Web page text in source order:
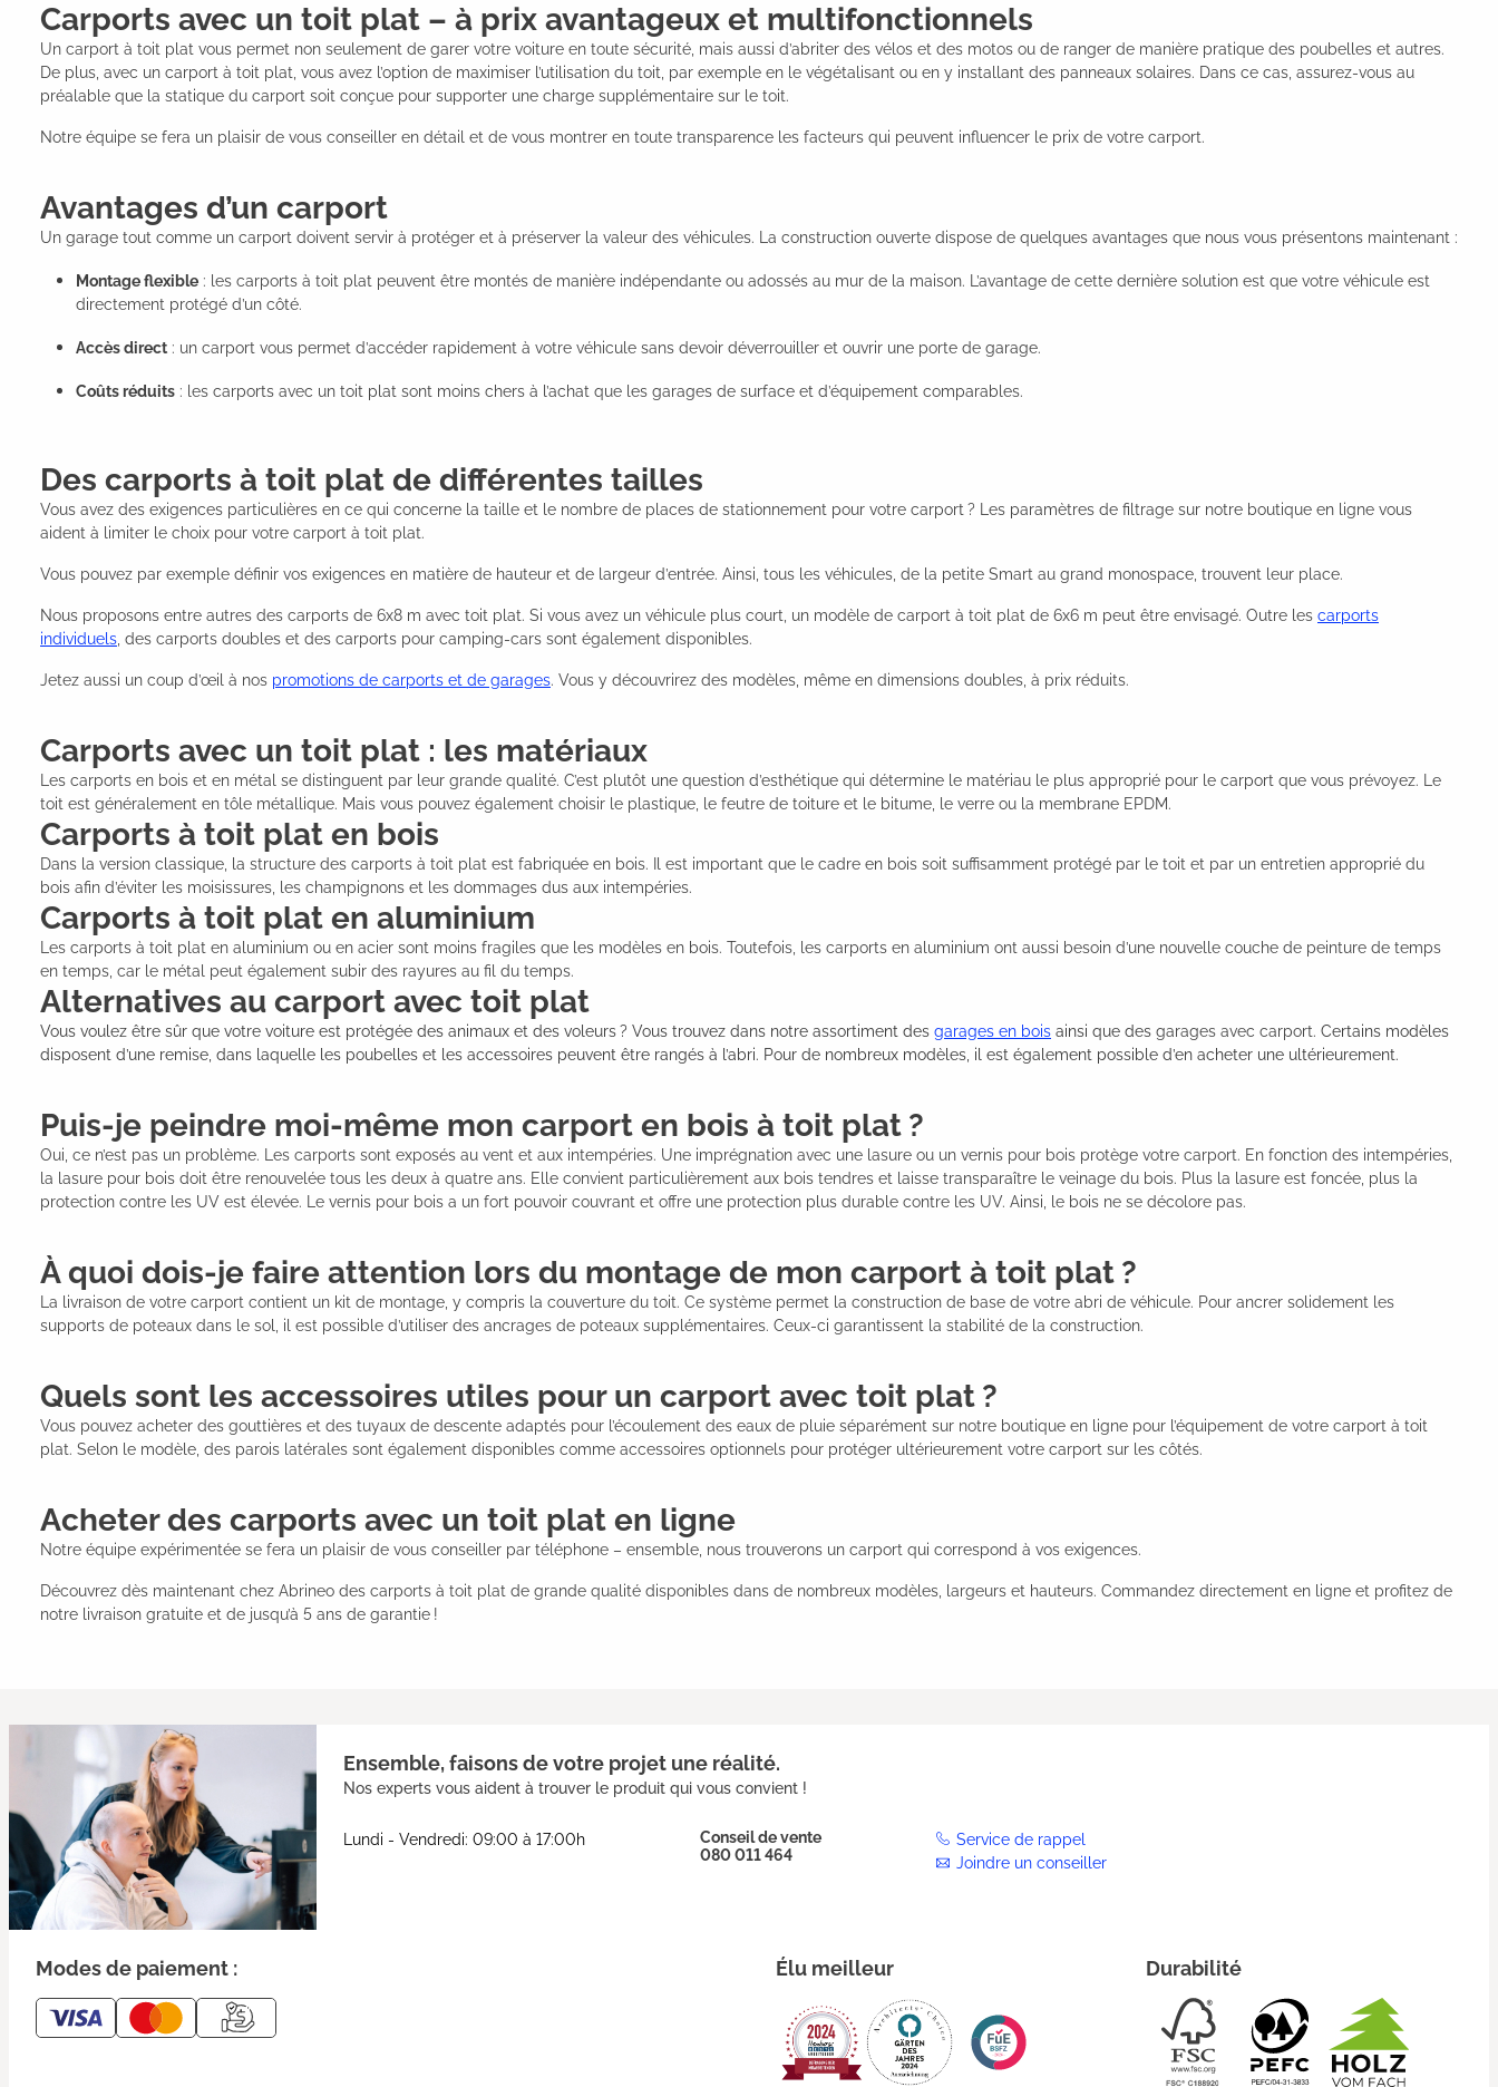
Carports avec un toit plat – à prix avantageux et multifonctionnels
Un carport à toit plat vous permet non seulement de garer votre voiture en toute sécurité, mais aussi d’abriter des vélos et des motos ou de ranger de manière pratique des poubelles et autres.
De plus, avec un carport à toit plat, vous avez l’option de maximiser l’utilisation du toit, par exemple en le végétalisant ou en y installant des panneaux solaires. Dans ce cas, assurez-vous au
préalable que la statique du carport soit conçue pour supporter une charge supplémentaire sur le toit.
Notre équipe se fera un plaisir de vous conseiller en détail et de vous montrer en toute transparence les facteurs qui peuvent influencer le prix de votre carport.
Avantages d’un carport
Un garage tout comme un carport doivent servir à protéger et à préserver la valeur des véhicules. La construction ouverte dispose de quelques avantages que nous vous présentons maintenant :
Montage flexible : les carports à toit plat peuvent être montés de manière indépendante ou adossés au mur de la maison. L’avantage de cette dernière solution est que votre véhicule est
directement protégé d’un côté.
Accès direct : un carport vous permet d’accéder rapidement à votre véhicule sans devoir déverrouiller et ouvrir une porte de garage.
Coûts réduits : les carports avec un toit plat sont moins chers à l’achat que les garages de surface et d’équipement comparables.
Des carports à toit plat de différentes tailles
Vous avez des exigences particulières en ce qui concerne la taille et le nombre de places de stationnement pour votre carport ? Les paramètres de filtrage sur notre boutique en ligne vous
aident à limiter le choix pour votre carport à toit plat.
Vous pouvez par exemple définir vos exigences en matière de hauteur et de largeur d’entrée. Ainsi, tous les véhicules, de la petite Smart au grand monospace, trouvent leur place.
Nous proposons entre autres des carports de 6x8 m avec toit plat. Si vous avez un véhicule plus court, un modèle de carport à toit plat de 6x6 m peut être envisagé. Outre les carports
individuels , des carports doubles et des carports pour camping-cars sont également disponibles.
Jetez aussi un coup d’œil à nos promotions de carports et de garages. Vous y découvrirez des modèles, même en dimensions doubles, à prix réduits.
Carports avec un toit plat : les matériaux
Les carports en bois et en métal se distinguent par leur grande qualité. C’est plutôt une question d’esthétique qui détermine le matériau le plus approprié pour le carport que vous prévoyez. Le
toit est généralement en tôle métallique. Mais vous pouvez également choisir le plastique, le feutre de toiture et le bitume, le verre ou la membrane EPDM.
Carports à toit plat en bois
Dans la version classique, la structure des carports à toit plat est fabriquée en bois. Il est important que le cadre en bois soit suffisamment protégé par le toit et par un entretien approprié du
bois afin d’éviter les moisissures, les champignons et les dommages dus aux intempéries.
Carports à toit plat en aluminium
Les carports à toit plat en aluminium ou en acier sont moins fragiles que les modèles en bois. Toutefois, les carports en aluminium ont aussi besoin d’une nouvelle couche de peinture de temps
en temps, car le métal peut également subir des rayures au fil du temps.
Alternatives au carport avec toit plat
Vous voulez être sûr que votre voiture est protégée des animaux et des voleurs ? Vous trouvez dans notre assortiment des garages en bois ainsi que des garages avec carport. Certains modèles
disposent d’une remise, dans laquelle les poubelles et les accessoires peuvent être rangés à l’abri. Pour de nombreux modèles, il est également possible d’en acheter une ultérieurement.
Puis-je peindre moi-même mon carport en bois à toit plat ?
Oui, ce n’est pas un problème. Les carports sont exposés au vent et aux intempéries. Une imprégnation avec une lasure ou un vernis pour bois protège votre carport. En fonction des intempéries,
la lasure pour bois doit être renouvelée tous les deux à quatre ans. Elle convient particulièrement aux bois tendres et laisse transparaître le veinage du bois. Plus la lasure est foncée, plus la
protection contre les UV est élevée. Le vernis pour bois a un fort pouvoir couvrant et offre une protection plus durable contre les UV. Ainsi, le bois ne se décolore pas.
À quoi dois-je faire attention lors du montage de mon carport à toit plat ?
La livraison de votre carport contient un kit de montage, y compris la couverture du toit. Ce système permet la construction de base de votre abri de véhicule. Pour ancrer solidement les
supports de poteaux dans le sol, il est possible d’utiliser des ancrages de poteaux supplémentaires. Ceux-ci garantissent la stabilité de la construction.
Quels sont les accessoires utiles pour un carport avec toit plat ?
Vous pouvez acheter des gouttières et des tuyaux de descente adaptés pour l’écoulement des eaux de pluie séparément sur notre boutique en ligne pour l’équipement de votre carport à toit
plat. Selon le modèle, des parois latérales sont également disponibles comme accessoires optionnels pour protéger ultérieurement votre carport sur les côtés.
Acheter des carports avec un toit plat en ligne
Notre équipe expérimentée se fera un plaisir de vous conseiller par téléphone – ensemble, nous trouverons un carport qui correspond à vos exigences.
Découvrez dès maintenant chez Abrineo des carports à toit plat de grande qualité disponibles dans de nombreux modèles, largeurs et hauteurs. Commandez directement en ligne et profitez de
notre livraison gratuite et de jusqu’à 5 ans de garantie !
Ensemble, faisons de votre projet une réalité.
Nos experts vous aident à trouver le produit qui vous convient !
Lundi - Vendredi: 09:00 à 17:00h
Conseil de vente
080 011 464
Service de rappel
Joindre un conseiller
Modes de paiement : Élu meilleur Durabilité